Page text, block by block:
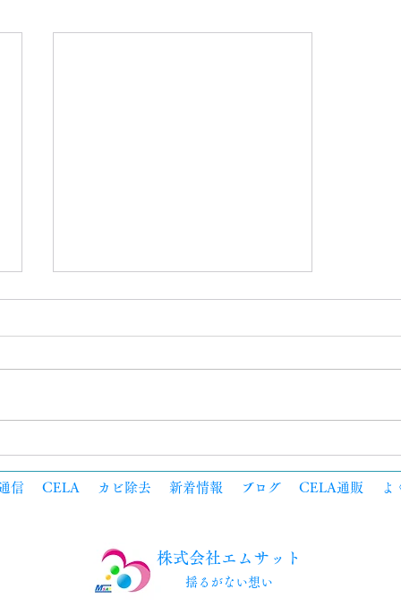
信 CELA カビ除去 新着情報 ブログ CELA通販 よ
株式会社エムサット
​揺るがない想い